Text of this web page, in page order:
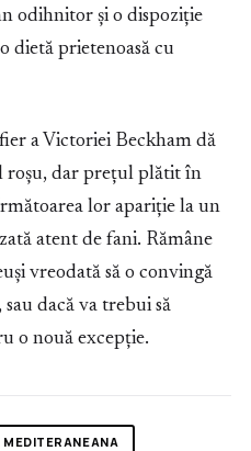
odihnitor și o dispoziție
dietă prietenoasă cu
a Victoriei Beckham dă
roșu, dar prețul plătit în
lor apariție la un
atent de fani. Rămâne
vreodată să o convingă
dacă va trebui să
o nouă excepție.